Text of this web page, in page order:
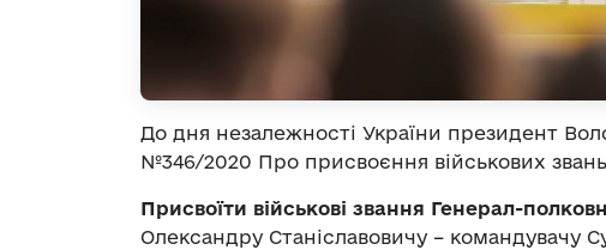
До дня незалежності України президент
№346/2020 Про присвоєння військових
Присвоїти військові звання Генерал-
Олександру Станіславовичу – командувачу